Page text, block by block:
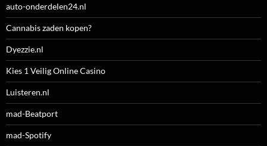
auto-onderdelen24.nl
Cannabis zaden kopen?
Dyezzie.nl
Kies 1 Veilig Online Casino
Luisteren.nl
mad-Beatport
mad-Spotify